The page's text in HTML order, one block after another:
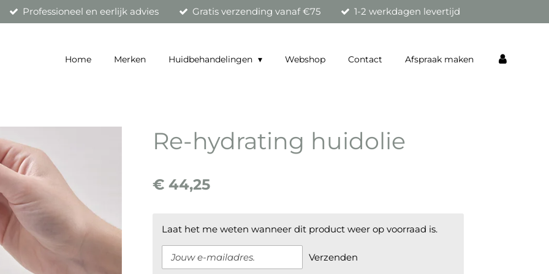
Professioneel en eerlijk advies Gratis verzending vanaf €75 1-2 werkdagen levertijd
Home Merken Huidbehandelingen Webshop Contact Afspraak maken
Re-hydrating huidolie
€ 44,25
Laat het me weten wanneer dit product weer op voorraad is.
Verzenden